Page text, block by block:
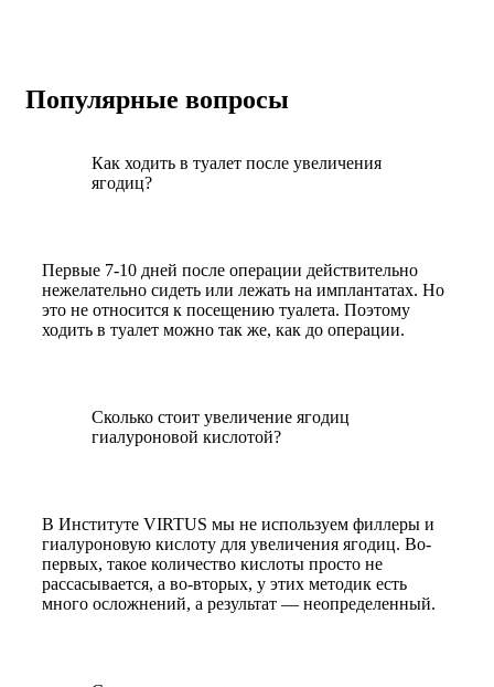
Популярные вопросы
Как ходить в туалет после увеличения
ягодиц?
Первые 7-10 дней после операции действительно
нежелательно сидеть или лежать на имплантатах. Но
это не относится к посещению туалета. Поэтому
ходить в туалет можно так же, как до операции.
Сколько стоит увеличение ягодиц
гиалуроновой кислотой?
В Институте VIRTUS мы не используем филлеры и
гиалуроновую кислоту для увеличения ягодиц. Во-
первых, такое количество кислоты просто не
рассасывается, а во-вторых, у этих методик есть
много осложнений, а результат — неопределенный.